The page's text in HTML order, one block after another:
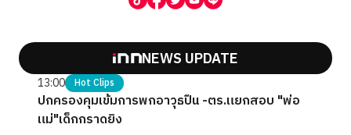
NEWS UPDATE
13:00 Hot Clips
ปกครองคุมเข้มการพกอาวุธปืน -ตร.แยกสอบ "พ่อ
แม่"เด็กกราดยิง